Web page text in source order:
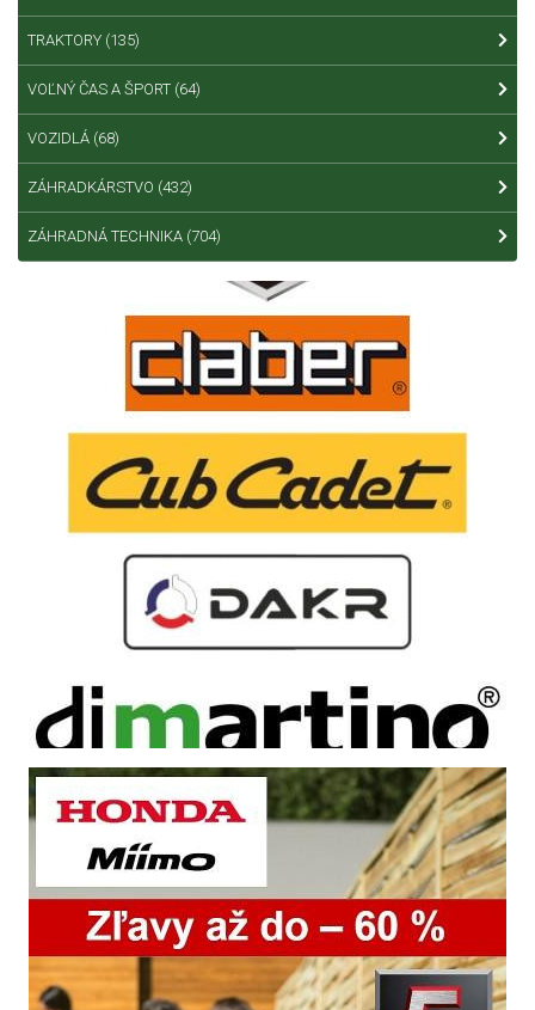
TRAKTORY (135)
VOĽNÝ ČAS A ŠPORT (64)
VOZIDLÁ (68)
ZÁHRADKÁRSTVO (432)
ZÁHRADNÁ TECHNIKA (704)